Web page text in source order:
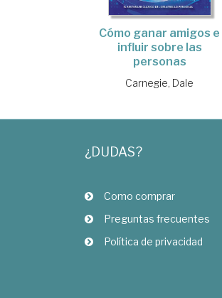
Cómo ganar amigos e
influir sobre las
personas
Carnegie, Dale
¿DUDAS?
Como comprar
Preguntas frecuentes
Política de privacidad